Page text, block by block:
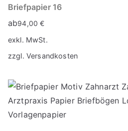
Briefpapier 16
ab94,00€
exkl. MwSt.
zzgl. Versandkosten